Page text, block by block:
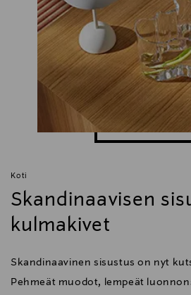
Koti
Skandinaavisen
kulmakivet
Skandinaavinen sisustus on nyt
Pehmeät muodot, lempeät